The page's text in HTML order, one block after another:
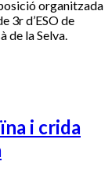
organitzada
3r d’ESO de
de la Selva.
i crida